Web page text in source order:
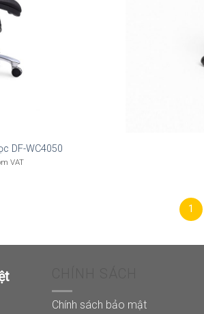
DF-WC4050
VAT
1
Chính sách bảo mật